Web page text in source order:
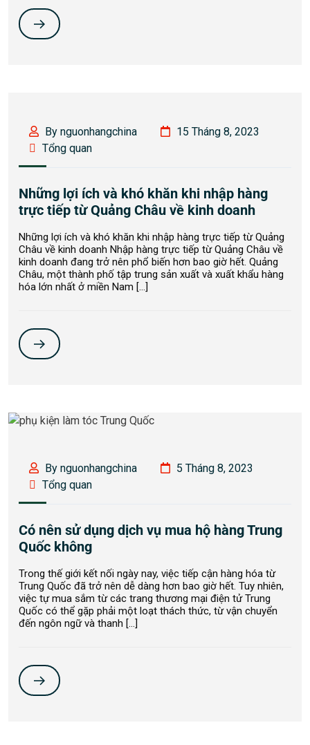
By nguonhangchina
15 Tháng 8, 2023
Tổng quan
Những lợi ích và khó khăn khi nhập hàng
trực tiếp từ Quảng Châu về kinh doanh
Những lợi ích và khó khăn khi nhập hàng trực tiếp từ Quảng
Châu về kinh doanh Nhập hàng trực tiếp từ Quảng Châu về
kinh doanh đang trở nên phổ biến hơn bao giờ hết. Quảng
Châu, một thành phố tập trung sản xuất và xuất khẩu hàng
hóa lớn nhất ở miền Nam […]
By nguonhangchina
5 Tháng 8, 2023
Tổng quan
Có nên sử dụng dịch vụ mua hộ hàng Trung
Quốc không
Trong thế giới kết nối ngày nay, việc tiếp cận hàng hóa từ
Trung Quốc đã trở nên dễ dàng hơn bao giờ hết. Tuy nhiên,
việc tự mua sắm từ các trang thương mại điện tử Trung
Quốc có thể gặp phải một loạt thách thức, từ vận chuyển
đến ngôn ngữ và thanh […]